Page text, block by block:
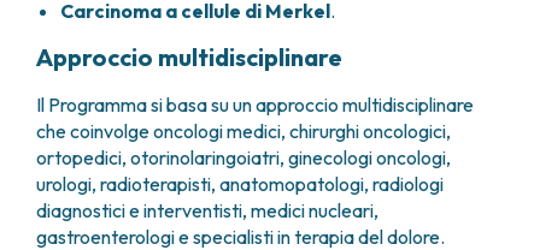
Carcinoma a cellule di Merkel.
Approccio multidisciplinare
Il Programma si basa su un approccio multidisciplinare
che coinvolge oncologi medici, chirurghi oncologici,
ortopedici, otorinolaringoiatri, ginecologi oncologi,
urologi, radioterapisti, anatomopatologi, radiologi
diagnostici e interventisti, medici nucleari,
gastroenterologi e specialisti in terapia del dolore.